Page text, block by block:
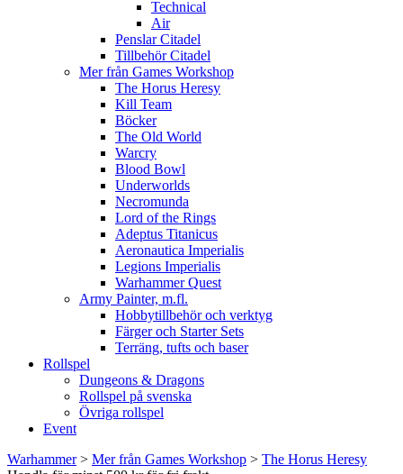
Technical
Air
Penslar Citadel
Tillbehör Citadel
Mer från Games Workshop
The Horus Heresy
Kill Team
Böcker
The Old World
Warcry
Blood Bowl
Underworlds
Necromunda
Lord of the Rings
Adeptus Titanicus
Aeronautica Imperialis
Legions Imperialis
Warhammer Quest
Army Painter, m.fl.
Hobbytillbehör och verktyg
Färger och Starter Sets
Terräng, tufts och baser
Rollspel
Dungeons & Dragons
Rollspel på svenska
Övriga rollspel
Event
Warhammer> Mer från Games Workshop > The Horus Heresy